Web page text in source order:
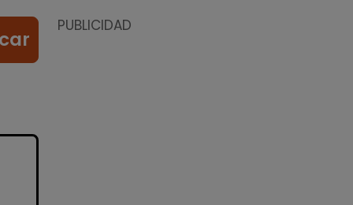
PUBLICIDAD